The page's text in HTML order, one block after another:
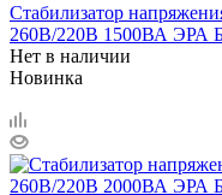
Стабилизатор
260В/220В 1500ВА ЭРА
Нет в наличии
Новинка